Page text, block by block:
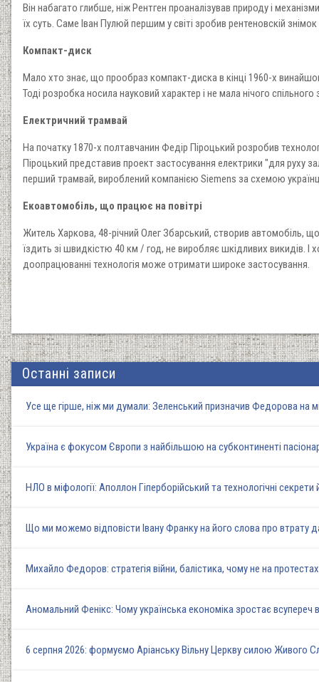
Він набагато глибше, ніж Рентген проаналізував природу і
їх суть. Саме Іван Пулюй першим у світі зробив рентеновскій
Компакт-диск
Мало хто знає, що прообраз компакт-диска в кінці 1960-х
Тоді розробка носила науковий характер і не мала нічого
Електричний трамвай
На початку 1870-х полтавчанин Федір Піроцький розробив
Піроцький представив проект застосування електрики "для руху
перший трамвай, вироблений компанією Siemens за схемою
Екоавтомобіль, що працює на повітрі
Житель Харкова, 48-річний Олег Збарський, створив автомобіль,
їздить зі швидкістю 40 км / год, не виробляє шкідливих викидів.
доопрацюванні технологія може отримати широке застосування.
Останні записи
Усе ще гірше, ніж ми думали: Зеленський призначив Федорова на
Україна є фокусом Європи з найбільшою на субконтиненті
НЛО в міфології: Аполлон Гіперборійський та технологічні
Що ми можемо відповісти Івану Франку на його слова про втрату
Михайло Федоров: стратегія війни, балістика, чому не на
Аномальний Фенікс: Чому українська економіка зростає всупереч
6 серпня 2026: формуємо Аріанську Вільну Церкву силою Живого